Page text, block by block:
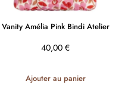
Vanity Amélia Pink Bindi Atelier
40,00 €
Ajouter au panier